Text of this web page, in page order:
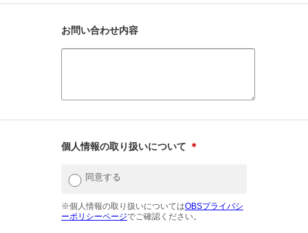
お問い合わせ内容
個人情報の取り扱いについて ＊
同意する
※個人情報の取り扱いについてはOBSプライバシ
ーポリシーページでご確認ください。